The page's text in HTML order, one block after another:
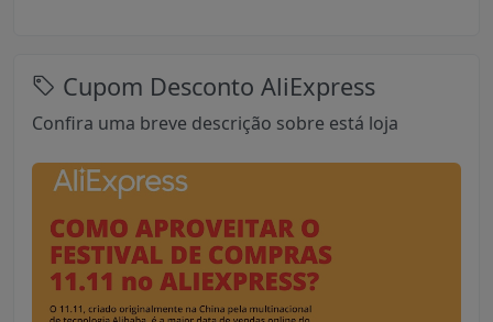
Cupom Desconto AliExpress
Confira uma breve descrição sobre está loja